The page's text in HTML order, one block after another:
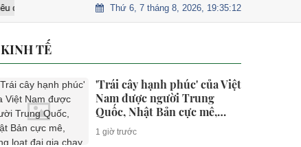
'Trái cây hạnh phúc' của Việt Nam được người Trung Quốc,
Thứ 6, 7 tháng 8, 2026, 19:35:13
KINH TẾ
'Trái cây hạnh phúc' của Việt
Nam được người Trung
Quốc, Nhật Bản cực mê,
hàng loạt đại gia chạy đua
mở rộng diện tích
1 giờ trước